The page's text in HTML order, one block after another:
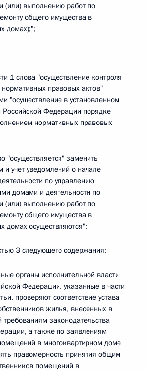
(или) выполнению работ по
общего имущества в
домах);";
1 слова "осуществление контроля
правовых актов"
"осуществление в установленном
Российской Федерации порядке
нормативных правовых
"осуществляется" заменить
и учет уведомлений о начале
по управлению
домами и деятельности по
(или) выполнению работ по
общего имущества в
домах осуществляются";
3 следующего содержания:
органы исполнительной власти
Федерации, указанные в части
проверяют соответствие устава
жилья, внесенных в
требованиям законодательства
а также по заявлениям
в многоквартирном доме
правомерность принятия общим
помещений в